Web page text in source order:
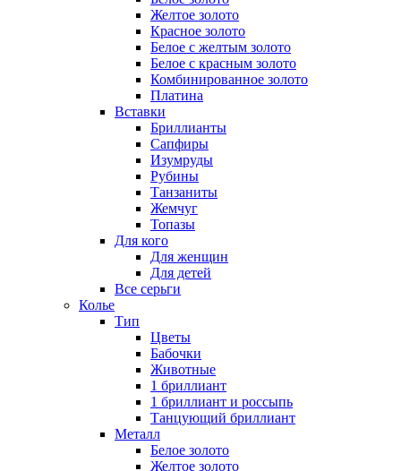
Желтое золото
Красное золото
Белое с желтым золото
Белое с красным золото
Комбинированное золото
Платина
Вставки
Бриллианты
Сапфиры
Изумруды
Рубины
Танзаниты
Жемчуг
Топазы
Для кого
Для женщин
Для детей
Все серьги
Колье
Тип
Цветы
Бабочки
Животные
1 бриллиант
1 бриллиант и россыпь
Танцующий бриллиант
Металл
Белое золото
Желтое золото